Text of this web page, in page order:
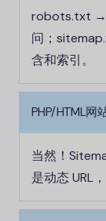
robots.txt →
问；
含和索引。
PHP/HTML网
当然！
是动态 URL